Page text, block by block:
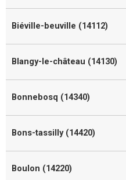
Biéville-beuville (14112)
Blangy-le-château (14130)
Bonnebosq (14340)
Bons-tassilly (14420)
Boulon (14220)